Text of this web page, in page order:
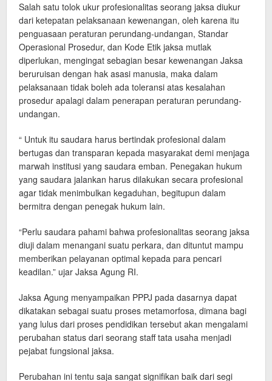
Salah satu tolok ukur profesionalitas seorang jaksa diukur
dari ketepatan pelaksanaan kewenangan, oleh karena itu
penguasaan peraturan perundang-undangan, Standar
Operasional Prosedur, dan Kode Etik jaksa mutlak
diperlukan, mengingat sebagian besar kewenangan Jaksa
beruruisan dengan hak asasi manusia, maka dalam
pelaksanaan tidak boleh ada toleransi atas kesalahan
prosedur apalagi dalam penerapan peraturan perundang-
undangan.
“ Untuk itu saudara harus bertindak profesional dalam
bertugas dan transparan kepada masyarakat demi menjaga
marwah institusi yang saudara emban. Penegakan hukum
yang saudara jalankan harus dilakukan secara profesional
agar tidak menimbulkan kegaduhan, begitupun dalam
bermitra dengan penegak hukum lain.
“Perlu saudara pahami bahwa profesionalitas seorang jaksa
diuji dalam menangani suatu perkara, dan dituntut mampu
memberikan pelayanan optimal kepada para pencari
keadilan.” ujar Jaksa Agung RI.
Jaksa Agung menyampaikan PPPJ pada dasarnya dapat
dikatakan sebagai suatu proses metamorfosa, dimana bagi
yang lulus dari proses pendidikan tersebut akan mengalami
perubahan status dari seorang staff tata usaha menjadi
pejabat fungsional jaksa.
Perubahan ini tentu saja sangat signifikan baik dari segi